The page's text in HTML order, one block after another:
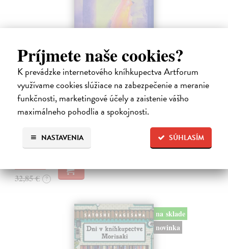
Príjmete naše cookies?
K prevádzke internetového kníhkupectva Artforum
využívame cookies slúžiace na zabezpečenie a meranie
funkčnosti, marketingové účely a zaistenie vášho
maximálneho pohodlia a spokojnosti.
SÚHLASÍM
NASTAVENIA
Město a jeho nejisté zdi
Murakami Haruki| Kniha
Ty jsi to byla, kdo mi vyprávěl o tom městě. Město a jeho nejisté zdi –
dlouho očekávaný román Harukiho Murakamiho volně navazuje na
autorovu starší novelu z roku 1980 a tematicky se prolíná s jeho
Na sklade ?
32,85 € ?
na sklade
novinka